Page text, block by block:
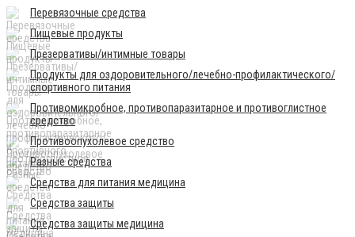
Перевязочные средства
Пищевые продукты
Презервативы/интимные товары
Продукты для оздоровительного/лечебно-профилактического/
спортивного питания
Противомикробное, противопаразитарное и противоглистное
средство
Противоопухолевое средство
Разные средства
Средства для питания медицина
Средства защиты
Средства защиты медицина